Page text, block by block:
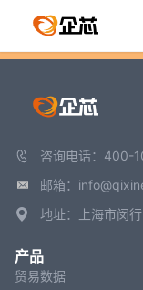
咨询电话：400-
邮箱：
地址：上海市闵
产品
贸易数据